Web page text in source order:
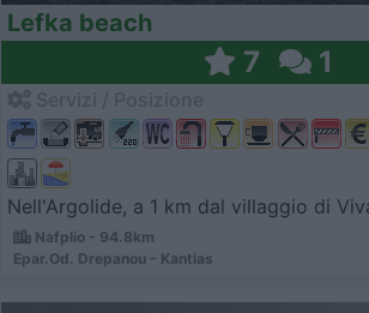
Lefka beach
7 1
Nell'Argolide, a 1 km dal villaggio di
Nafplio - 94.8km
Epar.Od. Drepanou - Kantias